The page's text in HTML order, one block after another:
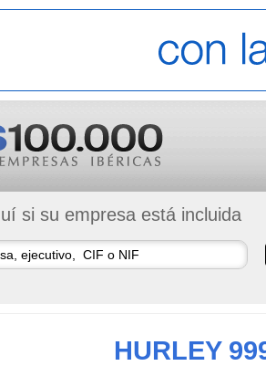
si su empresa está incluida
HURLEY